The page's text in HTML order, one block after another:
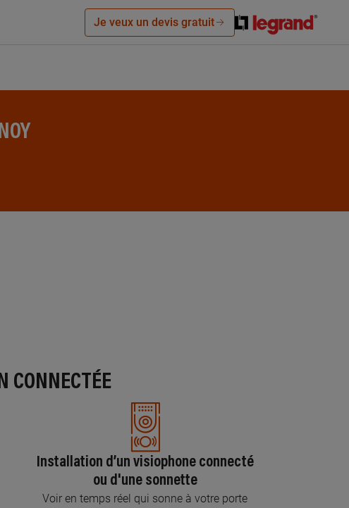
Je veux un devis gratuit
CONNECTÉE
Installation d’un visiophone connecté
ou d'une sonnette
Voir en temps réel qui sonne à votre porte